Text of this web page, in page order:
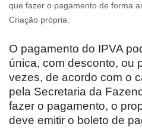
que fazer o pagamento de forma
Criação própria.
O pagamento do IPVA
única, com desconto, ou
vezes, de acordo com o
pela Secretaria da
fazer o pagamento, o
deve emitir o boleto de